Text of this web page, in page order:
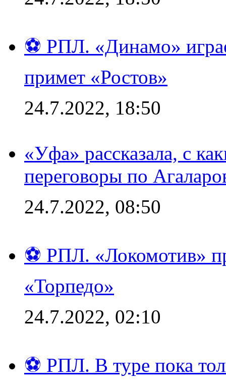
⚽ РПЛ. «Динамо»
примет «Ростов»
24.7.2022, 18:50
«Уфа» рассказала, с
переговоры по
24.7.2022, 08:50
⚽ РПЛ. «Локомотив»
«Торпедо»
24.7.2022, 02:10
⚽ РПЛ. В туре пока